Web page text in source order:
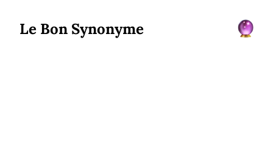
Le Bon Synonyme